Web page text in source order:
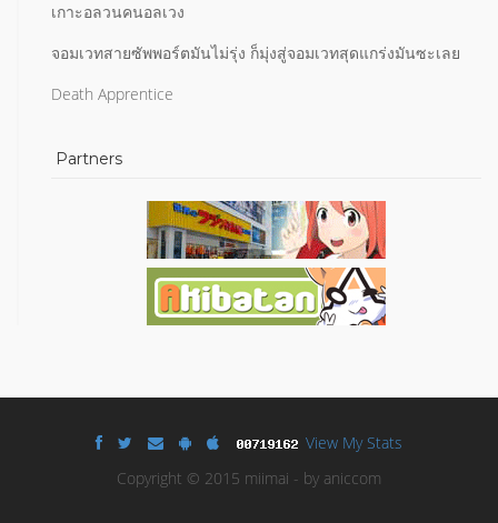
เกาะอลวนคนอลเวง
จอมเวทสายซัพพอร์ตมันไม่รุ่ง ก็มุ่งสู่จอมเวทสุดแกร่งมันซะเลย
Death Apprentice
Partners
View My Stats
Copyright © 2015 miimai - by aniccom